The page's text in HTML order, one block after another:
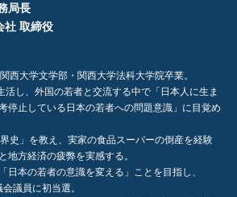
局長
社 取締役
西大学文学部・関西大学法科大学院卒業。
活し、外国の若者と交流する中で「日本人に生ま
停止している日本の若者への問題意識」に目覚め
史」を教え、実家の食品スーパーの倒産を経験
地方経済の疲弊を実感する。
日本の若者の意識を変える」ことを目指し、
議員に初当選。